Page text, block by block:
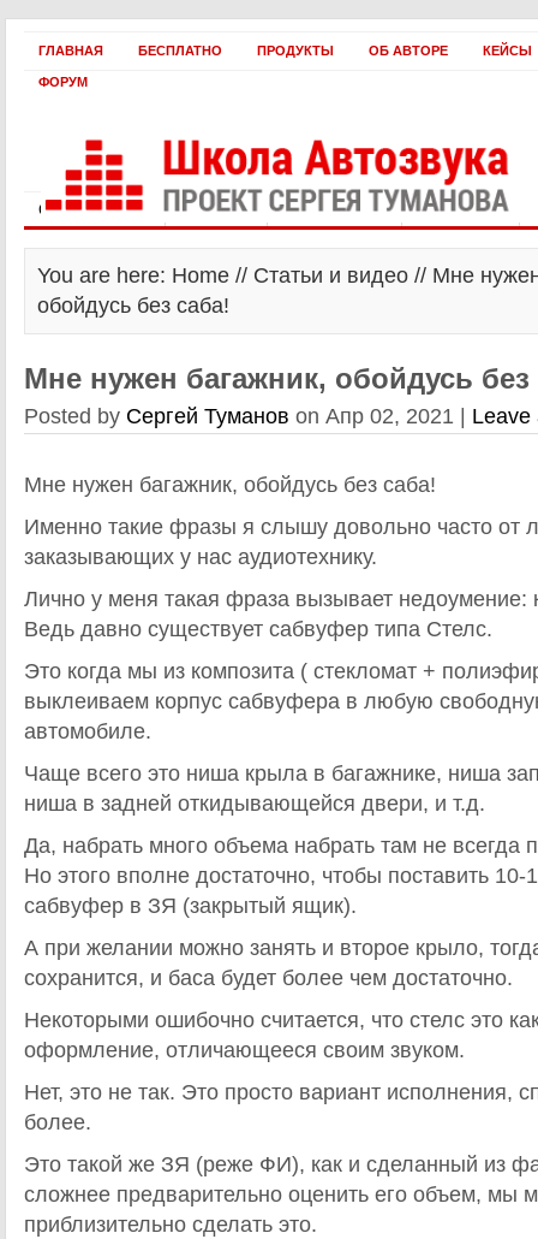
ГЛАВНАЯ БЕСПЛАТНО ПРОДУКТЫ ОБ АВТОРЕ КЕЙСЫ
ФОРУМ
Статьи и видео Интервью Как оплатить? Заработать!
You are here: Home // Статьи и видео // Мне
обойдусь без саба!
Мне нужен багажник, обойдусь без
Posted by Сергей Туманов on Апр 02, 2021 | Leave
Мне нужен багажник, обойдусь без саба!
Именно такие фразы я слышу довольно часто от
заказывающих у нас аудиотехнику.
Лично у меня такая фраза вызывает недоумение:
Ведь давно существует сабвуфер типа Стелс.
Это когда мы из композита ( стекломат +
выклеиваем корпус сабвуфера в любую
автомобиле.
Чаще всего это ниша крыла в багажнике, ниша
ниша в задней откидывающейся двери, и т.д.
Да, набрать много объема набрать там не всегда
Но этого вполне достаточно, чтобы поставить
сабвуфер в ЗЯ (закрытый ящик).
А при желании можно занять и второе крыло,
сохранится, и баса будет более чем достаточно.
Некоторыми ошибочно считается, что стелс это
оформление, отличающееся своим звуком.
Нет, это не так. Это просто вариант исполнения,
более.
Это такой же ЗЯ (реже ФИ), как и сделанный из
сложнее предварительно оценить его объем, мы
приблизительно сделать это.